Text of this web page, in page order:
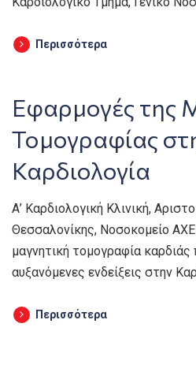
Περισσότερα
Εφαρμογές της
Τομογραφίας
Καρδιολογία
Α’ Καρδιολογική Κλινική,
Θεσσαλονίκης, Νοσοκομείο
μαγνητική τομογραφία
αυξανόμενες ενδείξεις στην
Περισσότερα